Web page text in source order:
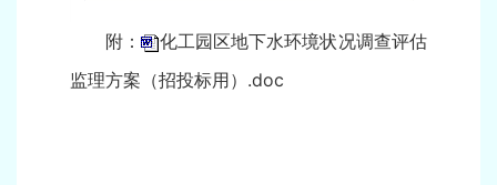
附：
化工园区地下水环境状况调查评估
监理方案（招投标用）.doc